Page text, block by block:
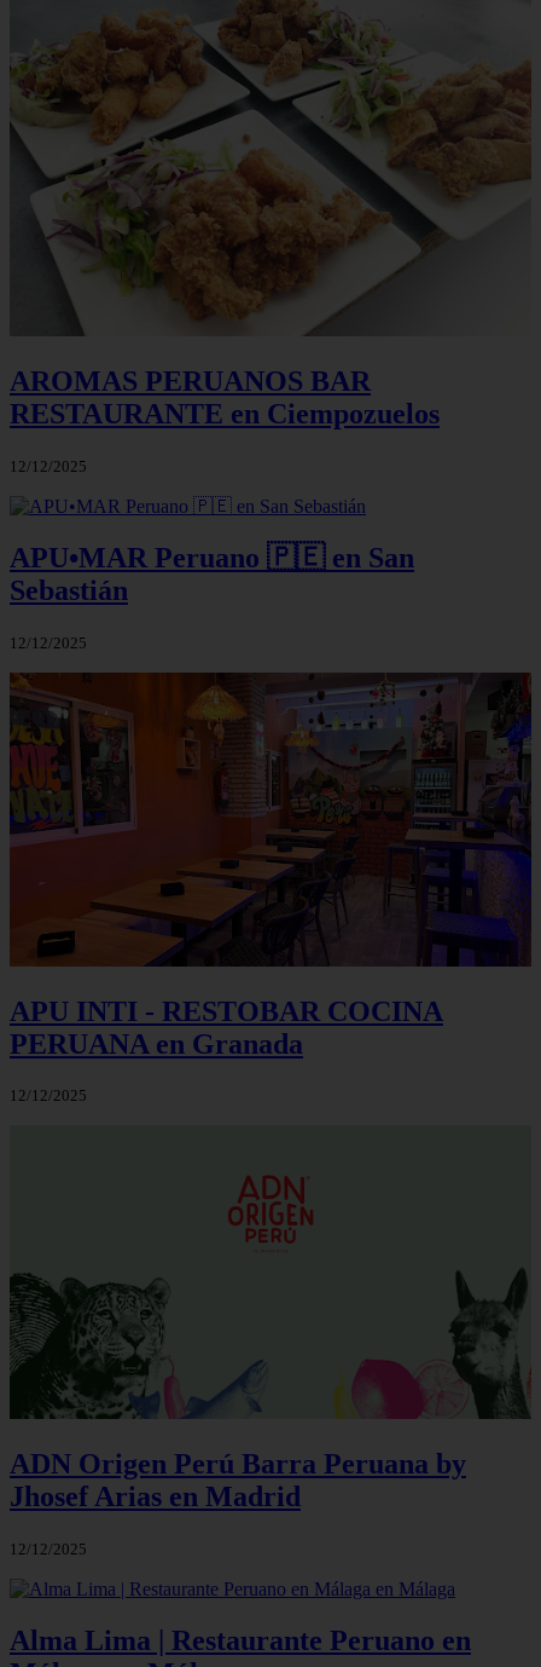
AROMAS PERUANOS BAR
RESTAURANTE en Ciempozuelos
12/12/2025
APU•MAR Peruano 🇵🇪 en San
Sebastián
12/12/2025
APU INTI - RESTOBAR COCINA
PERUANA en Granada
12/12/2025
ADN Origen Perú Barra Peruana by
Jhosef Arias en Madrid
12/12/2025
Alma Lima | Restaurante Peruano en